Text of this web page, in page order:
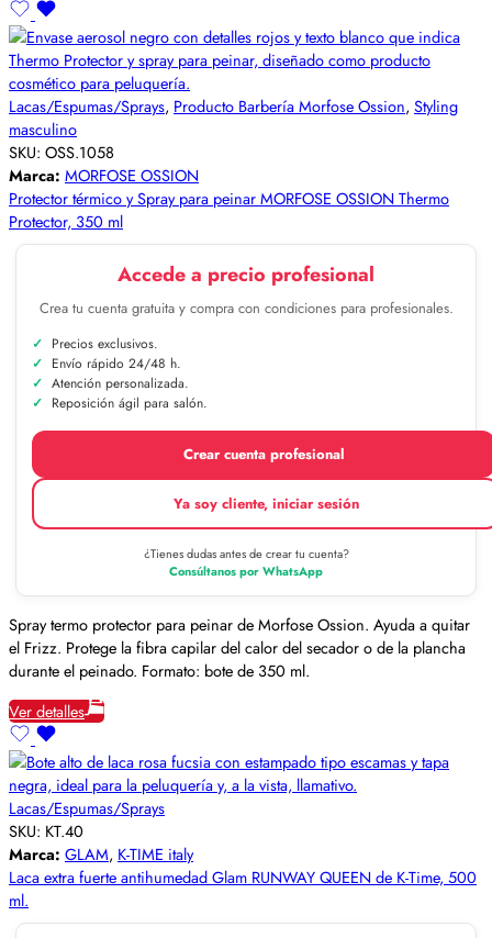
Lacas/Espumas/Sprays, Producto Barbería Morfose Ossion, Styling
masculino
SKU: OSS.1058
Marca: MORFOSE OSSION
Protector térmico y Spray para peinar MORFOSE OSSION Thermo
Protector, 350 ml
Accede a precio profesional
Crea tu cuenta gratuita y compra con condiciones para profesionales.
Precios exclusivos.
Envío rápido 24/48 h.
Atención personalizada.
Reposición ágil para salón.
Crear cuenta profesional
Ya soy cliente, iniciar sesión
¿Tienes dudas antes de crear tu cuenta?
Consúltanos por WhatsApp
Spray termo protector para peinar de Morfose Ossion. Ayuda a quitar
el Frizz. Protege la fibra capilar del calor del secador o de la plancha
durante el peinado. Formato: bote de 350 ml.
Ver detalles
Lacas/Espumas/Sprays
SKU: KT.40
Marca: GLAM, K-TIME italy
Laca extra fuerte antihumedad Glam RUNWAY QUEEN de K-Time, 500
ml.